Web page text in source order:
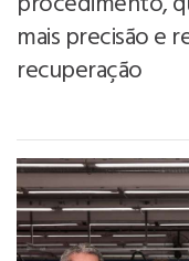
mais precisão e
recuperação